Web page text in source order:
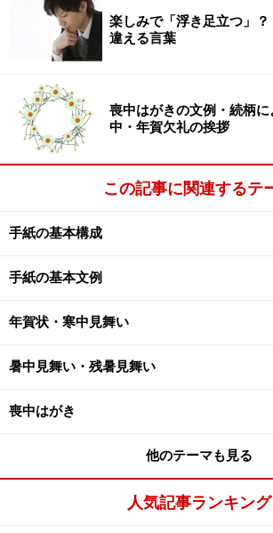
×：偉そうな態度で、自分の悪事をま
ない様子。
後れがしたり、恥ずかしがったりする
舞いをしたりすることという意味をも
多く「悪びれない」「悪びれた様子も
な形で使われます。卑怯、潔さがない
しまいかねませんが、本来の意味は、
ずかしがったりすることがないという
Q3「失笑」
正解です。
○：思わず笑い出してしまう。おかし
×：誤用として、あきれて笑いも出ない
も多いようです。正解は全く逆で、我
楽しみで「浮き足立つ」
違える言葉
喪中はがきの文例・続柄
中・年賀欠礼の挨拶
この記事に関連するテ
手紙の基本構成
手紙の基本文例
年賀状・寒中見舞い
暑中見舞い・残暑見舞い
喪中はがき
他のテーマも見る
人気記事ランキング